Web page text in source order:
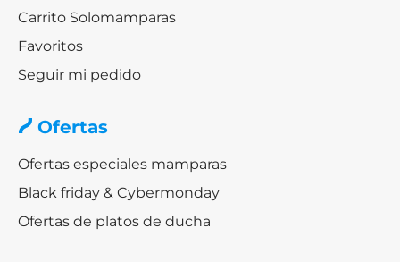
Carrito Solomamparas
Favoritos
Seguir mi pedido
Ofertas
Ofertas especiales mamparas
Black friday & Cybermonday
Ofertas de platos de ducha